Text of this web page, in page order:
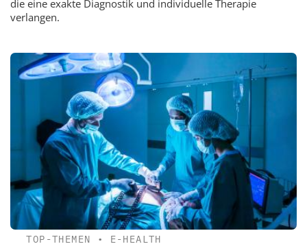
die eine exakte Diagnostik und individuelle Therapie
verlangen.
TOP-THEMEN • E-HEALTH